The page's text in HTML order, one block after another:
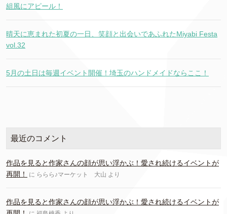
組風にアピール！
晴天に恵まれた初夏の一日、笑顔と出会いであふれたMiyabi Festa
vol.32
5月の土日は毎週イベント開催！埼玉のハンドメイドならここ！
最近のコメント
作品を見ると作家さんの顔が思い浮かぶ！愛され続けるイベントが
再開！
に ららら♪マーケット 大山 より
作品を見ると作家さんの顔が思い浮かぶ！愛され続けるイベントが